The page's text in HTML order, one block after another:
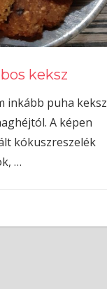
keksz
inkább puha keksz
A képen
kókuszreszelék
…